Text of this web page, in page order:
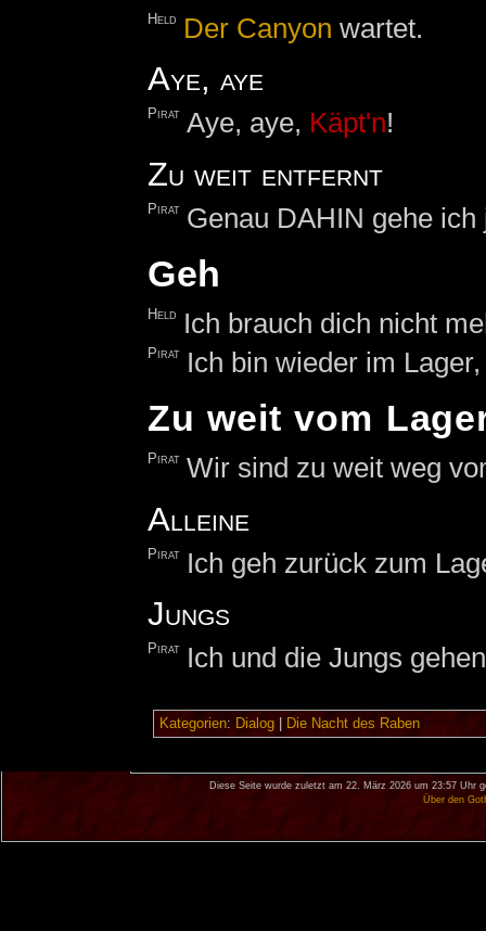
Held Der Canyon wartet.
Aye, aye
Pirat Aye, aye, Käpt'n!
Zu weit entfernt
Pirat Genau DAHIN gehe ich
Geh
Held Ich brauch dich nicht
Pirat Ich bin wieder im
Zu weit vom
Pirat Wir sind zu weit weg
Alleine
Pirat Ich geh zurück zum
Jungs
Pirat Ich und die Jungs
Kategorien: Dialog| Die Nacht des Raben
Diese Seite wurde zuletzt am 22. März 2026 um 23:57 Uhr
Über den